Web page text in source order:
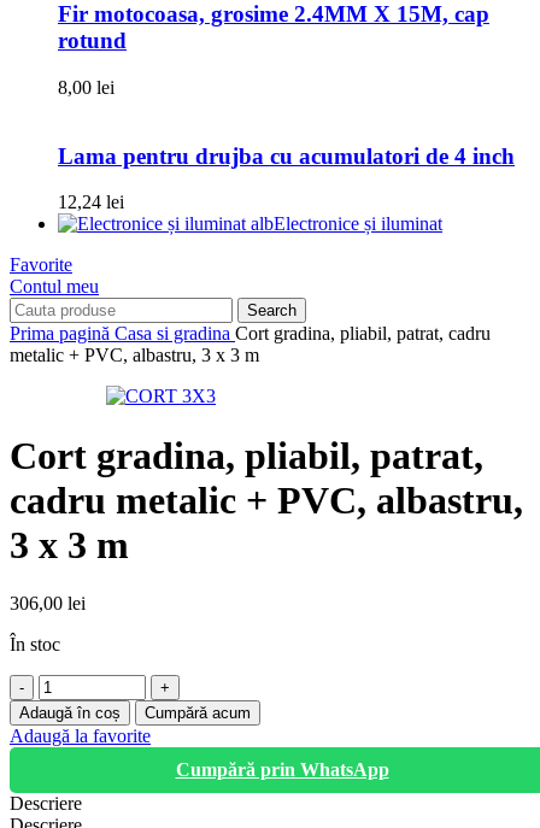
Fir motocoasa, grosime 2.4MM X 15M, cap
rotund
8,00 lei
Lama pentru drujba cu acumulatori de 4 inch
12,24 lei
Electronice și iluminat
Favorite
Contul meu
Search
Prima pagină Casa si gradina Cort gradina, pliabil, patrat, cadru
metalic + PVC, albastru, 3 x 3 m
Cort gradina, pliabil, patrat,
cadru metalic + PVC, albastru,
3 x 3 m
306,00 lei
În stoc
Cantitate
Cort
gradina,
pliabil,
cadru
metalic
Adaugă în coș Cumpără acum
Adaugă la favorite
Cumpără prin WhatsApp
Descriere